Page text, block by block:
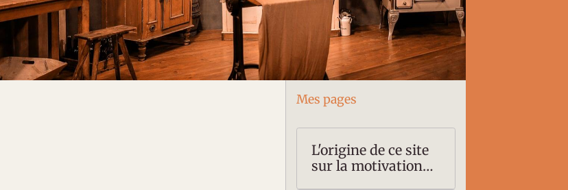
Mes pages
L'origine de ce site
sur la motivation